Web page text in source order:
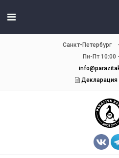
Санкт-Петербург
Пн-Пт 10:00
Декларация